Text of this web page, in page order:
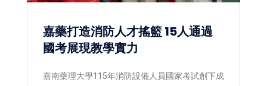
嘉藥打造消防人才搖籃 15人通過
國考展現教學實力
嘉南藥理大學115年消防設備人員國家考試創下成